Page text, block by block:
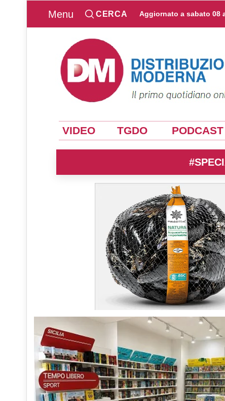
Menu CERCA Aggiornato a sabato 08
VIDEO TGDO PODCAST